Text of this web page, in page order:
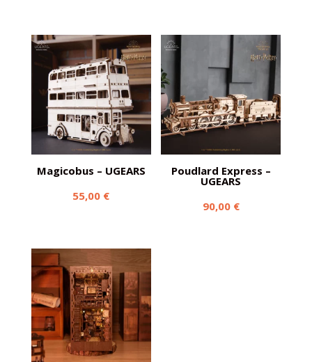
Magicobus – UGEARS
55,00 €
Poudlard Express –
UGEARS
90,00 €